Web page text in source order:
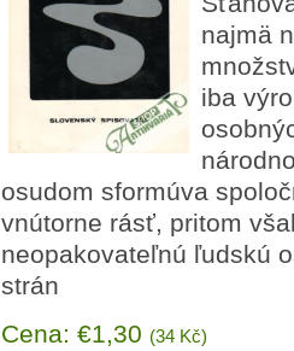
najmä
iba
osudom sformúva
vnútorne rásť, pritom
neopakovateľnú ľudskú
strán
Cena: €1,30 (34 Kč)